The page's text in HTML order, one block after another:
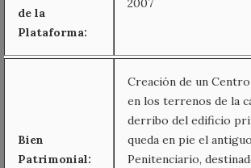
de la
Plataforma:
2007
Bien
Patrimonial:
Creación de un
en los terrenos de la
derribo del edificio
queda en pie el
Penitenciario,